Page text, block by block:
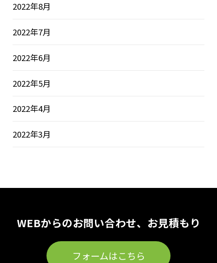
2022年8月
2022年7月
2022年6月
2022年5月
2022年4月
2022年3月
WEBからのお問い合わせ、お見積もり
フォームはこちら